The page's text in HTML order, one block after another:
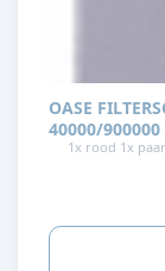
OASE
40000/900000
1x rood 1x